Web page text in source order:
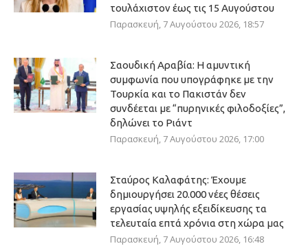
τουλάχιστον έως τις 15 Αυγούστου
Παρασκευή, 7 Αυγούστου 2026, 18:57
Σαουδική Αραβία: Η αμυντική
συμφωνία που υπογράφηκε με την
Τουρκία και το Πακιστάν δεν
συνδέεται με “πυρηνικές φιλοδοξίες”,
δηλώνει το Ριάντ
Παρασκευή, 7 Αυγούστου 2026, 17:00
Σταύρος Καλαφάτης: Έχουμε
δημιουργήσει 20.000 νέες θέσεις
εργασίας υψηλής εξειδίκευσης τα
τελευταία επτά χρόνια στη χώρα μας
Παρασκευή, 7 Αυγούστου 2026, 16:48